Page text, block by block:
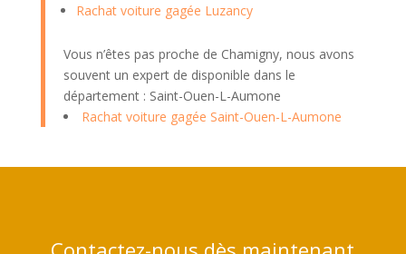
Rachat voiture gagée Luzancy
Vous n’êtes pas proche de Chamigny, nous avons
souvent un expert de disponible dans le
département : Saint-Ouen-L-Aumone
Rachat voiture gagée Saint-Ouen-L-Aumone